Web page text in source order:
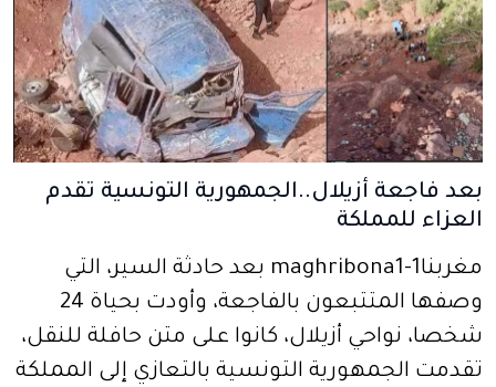
بعد فاجعة أزيلال..الجمهورية التونسية تقدم
العزاء للمملكة
مغربنا1-maghribona1 بعد حادثة السير، التي
وصفها المتتبعون بالفاجعة، وأودت بحياة 24
شخصا، نواحي أزيلال، كانوا على متن حافلة للنقل،
تقدمت الجمهورية التونسية بالتعازي إلى المملكة